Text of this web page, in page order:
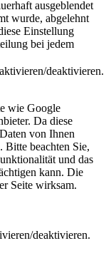
ausgeblendet
wurde, abgelehnt
Einstellung
bei jedem
deaktivieren.
wie Google
Da diese
von Ihnen
Bitte beachten Sie,
und das
kann. Die
Seite wirksam.
deaktivieren.